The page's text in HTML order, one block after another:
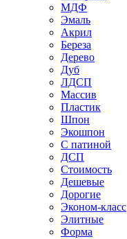
МДФ
Эмаль
Акрил
Береза
Дерево
Дуб
ЛДСП
Массив
Пластик
Шпон
Экошпон
С патиной
ДСП
Стоимость
Дешевые
Дорогие
Эконом-класс
Элитные
Форма